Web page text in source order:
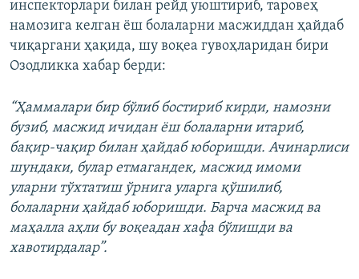
инспекторлари билан рейд уюштириб, таровеҳ
намозига келган ёш болаларни масжиддан ҳайдаб
чиқаргани ҳақида, шу воқеа гувоҳларидан бири
Озодликка хабар берди:
“Ҳаммалари бир бўлиб бостириб кирди, намозни
бузиб, масжид ичидан ёш болаларни итариб,
бақир-чақир билан ҳайдаб юборишди. Ачинарлиси
шундаки, булар етмагандек, масжид имоми
уларни тўхтатиш ўрнига уларга қўшилиб,
болаларни ҳайдаб юборишди. Барча масжид ва
маҳалла аҳли бу воқеадан хафа бўлишди ва
хавотирдалар”.